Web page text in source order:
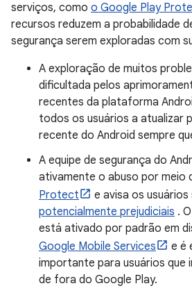
serviços, como o Google Play
recursos reduzem a probabilidade
segurança serem exploradas com
A exploração de muitos
dificultada pelos
recentes da plataforma
todos os usuários a atualizar
recente do Android sempre
A equipe de segurança do
ativamente o abuso por meio
Protect
e avisa os usuários
potencialmente prejudiciais .
está ativado por padrão em
Google Mobile Services
e é
importante para usuários que
de fora do Google Play.